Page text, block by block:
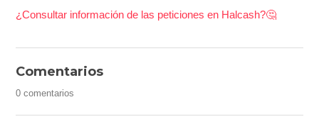
¿Consultar información de las peticiones en Halcash?🤔
Comentarios
0 comentarios